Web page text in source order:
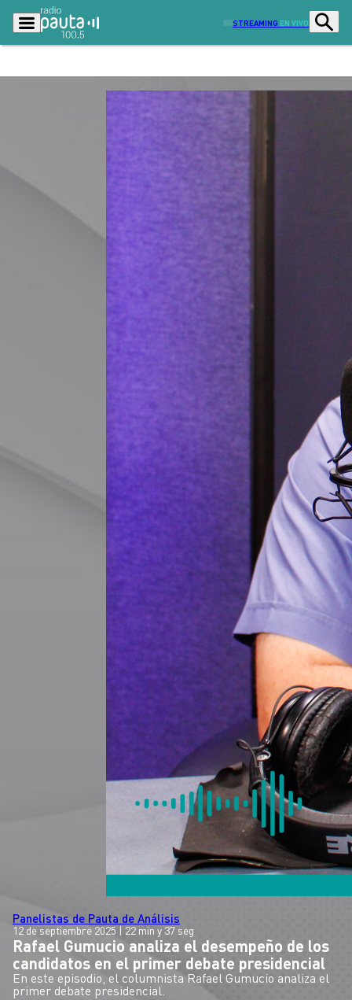
STREAMING EN VIVO
Radio en vivo
Tendencias
Entretención y Cultura
Contenido Patrocinado
Panelistas de Pauta de Análisis
12 de septiembre 2025 | 22 min y 37 seg
Rafael Gumucio analiza el desempeño de los
candidatos en el primer debate presidencial
En este episodio, el columnista Rafael Gumucio analiza el
primer debate presidencial.